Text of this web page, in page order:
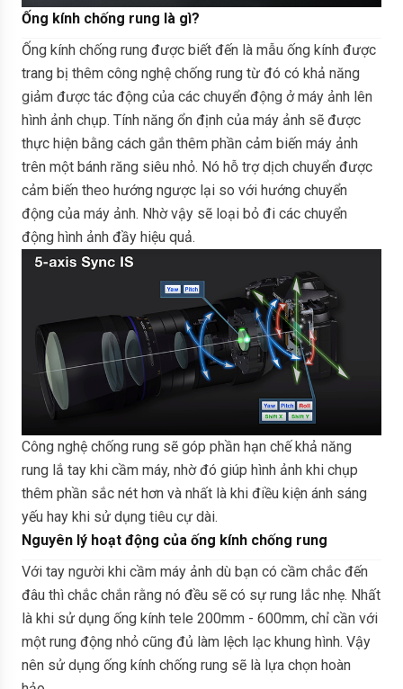
Ống kính chống rung là gì?
Ống kính chống rung được biết đến là mẫu ống kính được
trang bị thêm công nghệ chống rung từ đó có khả năng
giảm được tác động của các chuyển động ở máy ảnh lên
hình ảnh chụp. Tính năng ổn định của máy ảnh sẽ được
thực hiện bằng cách gắn thêm phần cảm biến máy ảnh
trên một bánh răng siêu nhỏ. Nó hỗ trợ dịch chuyển được
cảm biến theo hướng ngược lại so với hướng chuyển
động của máy ảnh. Nhờ vậy sẽ loại bỏ đi các chuyển
động hình ảnh đầy hiệu quả.
Công nghệ chống rung sẽ góp phần hạn chế khả năng
rung lắ tay khi cầm máy, nhờ đó giúp hình ảnh khi chụp
thêm phần sắc nét hơn và nhất là khi điều kiện ánh sáng
yếu hay khi sử dụng tiêu cự dài.
Nguyên lý hoạt động của ống kính chống rung
Với tay người khi cầm máy ảnh dù bạn có cầm chắc đến
đâu thì chắc chắn rằng nó đều sẽ có sự rung lắc nhẹ. Nhất
là khi sử dụng ống kính tele 200mm - 600mm, chỉ cần với
một rung động nhỏ cũng đủ làm lệch lạc khung hình. Vậy
nên sử dụng ống kính chống rung sẽ là lựa chọn hoàn